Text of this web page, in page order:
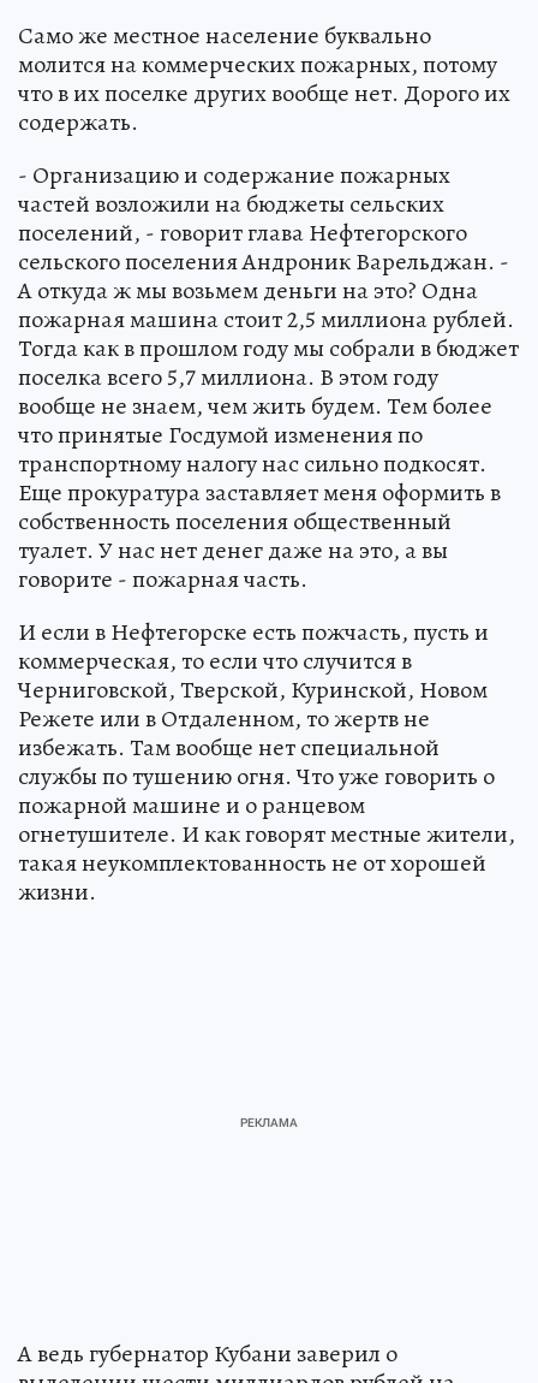
Само же местное население буквально
молится на коммерческих пожарных, потому
что в их поселке других вообще нет. Дорого их
содержать.
- Организацию и содержание пожарных
частей возложили на бюджеты сельских
поселений, - говорит глава Нефтегорского
сельского поселения Андроник Варельджан. -
А откуда ж мы возьмем деньги на это? Одна
пожарная машина стоит 2,5 миллиона рублей.
Тогда как в прошлом году мы собрали в бюджет
поселка всего 5,7 миллиона. В этом году
вообще не знаем, чем жить будем. Тем более
что принятые Госдумой изменения по
транспортному налогу нас сильно подкосят.
Еще прокуратура заставляет меня оформить в
собственность поселения общественный
туалет. У нас нет денег даже на это, а вы
говорите - пожарная часть.
И если в Нефтегорске есть пожчасть, пусть и
коммерческая, то если что случится в
Черниговской, Тверской, Куринской, Новом
Режете или в Отдаленном, то жертв не
избежать. Там вообще нет специальной
службы по тушению огня. Что уже говорить о
пожарной машине и о ранцевом
огнетушителе. И как говорят местные жители,
такая неукомплектованность не от хорошей
жизни.
А ведь губернатор Кубани заверил о